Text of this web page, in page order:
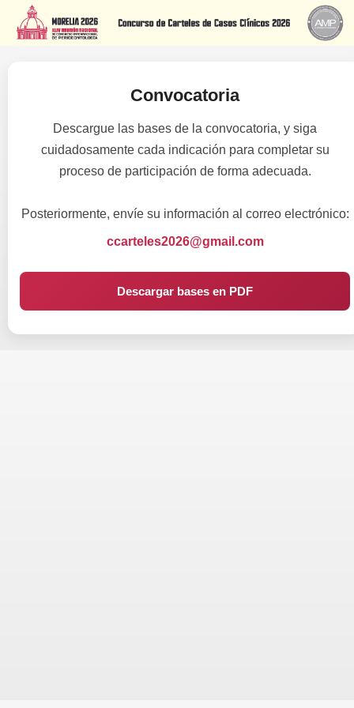
Convocatoria
Descargue las bases de la convocatoria, y siga
cuidadosamente cada indicación para completar su
proceso de participación de forma adecuada.
Posteriormente, envíe su información al correo electrónico:
ccarteles2026@gmail.com
Descargar bases en PDF